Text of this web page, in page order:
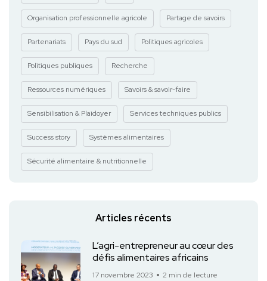
Organisation professionnelle agricole Partage de savoirs
Partenariats Pays du sud Politiques agricoles
Politiques publiques Recherche
Ressources numériques Savoirs & savoir-faire
Sensibilisation & Plaidoyer Services techniques publics
Success story Systèmes alimentaires
Sécurité alimentaire & nutritionnelle
Articles récents
L’agri-entrepreneur au cœur des
défis alimentaires africains
17 novembre 2023 2 min de lecture